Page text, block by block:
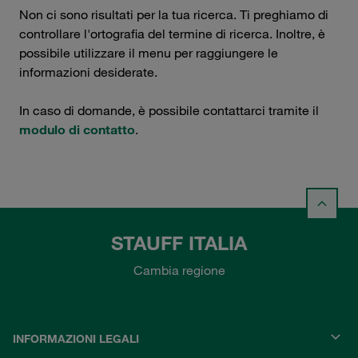
Non ci sono risultati per la tua ricerca. Ti preghiamo di
controllare l'ortografia del termine di ricerca. Inoltre, è
possibile utilizzare il menu per raggiungere le
informazioni desiderate.
In caso di domande, è possibile contattarci tramite il
modulo di contatto.
STAUFF ITALIA
Cambia regione
INFORMAZIONI LEGALI